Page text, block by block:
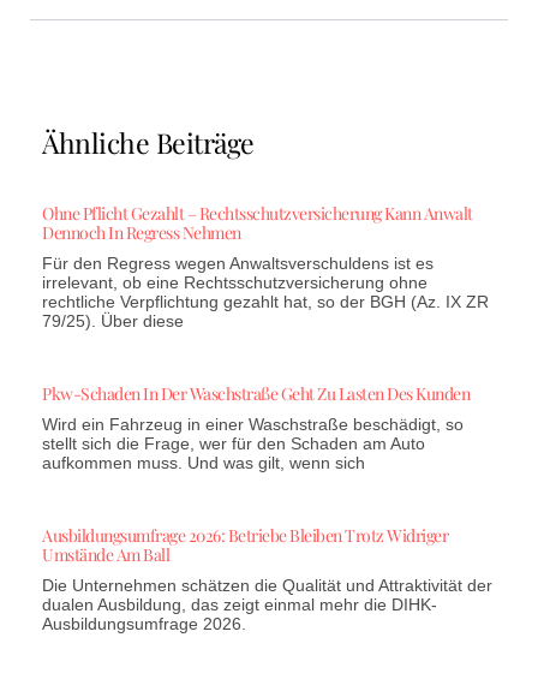
Ähnliche Beiträge
Ohne Pflicht Gezahlt – Rechtsschutzversicherung Kann Anwalt
Dennoch In Regress Nehmen
Für den Regress wegen Anwaltsverschuldens ist es
irrelevant, ob eine Rechtsschutzversicherung ohne
rechtliche Verpflichtung gezahlt hat, so der BGH (Az. IX ZR
79/25). Über diese
Pkw-Schaden In Der Waschstraße Geht Zu Lasten Des Kunden
Wird ein Fahrzeug in einer Waschstraße beschädigt, so
stellt sich die Frage, wer für den Schaden am Auto
aufkommen muss. Und was gilt, wenn sich
Ausbildungsumfrage 2026: Betriebe Bleiben Trotz Widriger
Umstände Am Ball
Die Unternehmen schätzen die Qualität und Attraktivität der
dualen Ausbildung, das zeigt einmal mehr die DIHK-
Ausbildungsumfrage 2026.